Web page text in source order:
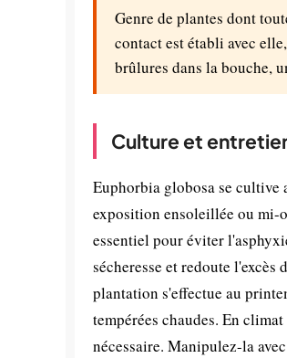
Genre de plantes dont
contact est établi avec
brûlures dans la bouche,
Culture et
Euphorbia globosa se cultive
exposition ensoleillée ou mi-
essentiel pour éviter
sécheresse et redoute
plantation s'effectue au
tempérées chaudes. En
nécessaire. Manipulez-la